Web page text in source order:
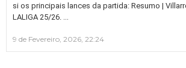
si os principais lances da partida: Resumo |
LALIGA 25/26.
9 de Fevereiro, 2026, 22:24